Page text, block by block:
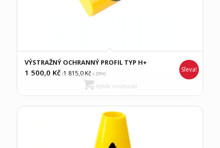
VÝSTRAŽNÝ OCHRANNÝ PROFIL TYP H+
1 500,0 Kč (1 815,0Kčs DPH)
Sleva!
Výběr možností